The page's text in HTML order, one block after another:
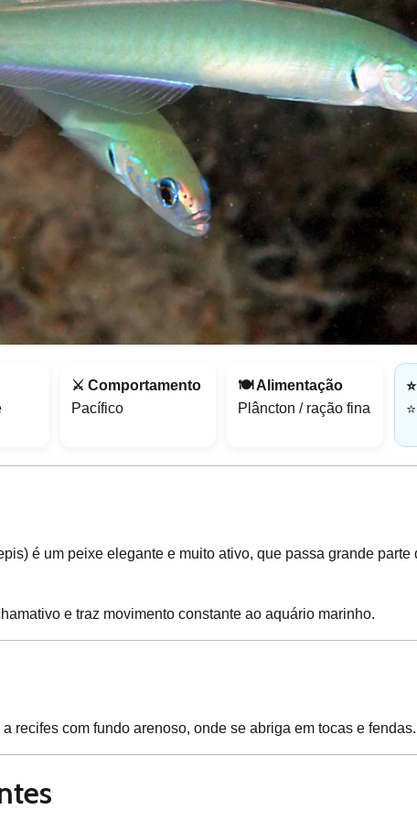
⚔️ Comportamento
Pacífico
🍽️ Alimentação
Plâncton / ração fina
é um peixe elegante e muito ativo, que passa grande parte
e traz movimento constante ao aquário marinho.
recifes com fundo arenoso, onde se abriga em tocas e fendas.